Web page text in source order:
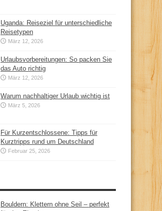
Uganda: Reiseziel für unterschiedliche
Reisetypen
März 12, 2026
Urlaubsvorbereitungen: So packen Sie
das Auto richtig
März 12, 2026
Warum nachhaltiger Urlaub wichtig ist
März 5, 2026
Für Kurzentschlossene: Tipps für
Kurztripps rund um Deutschland
Februar 25, 2026
Bouldern: Klettern ohne Seil – perfekt